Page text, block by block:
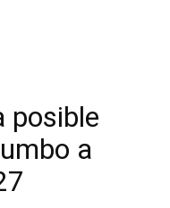
posible
a